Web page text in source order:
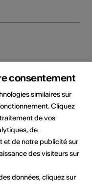
consentement
similaires sur
Cliquez
de vos
de
et de notre publicité sur
des visiteurs sur
données, cliquez sur